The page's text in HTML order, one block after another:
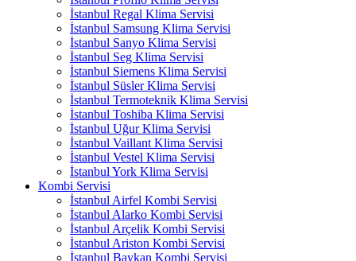
İstanbul Regal Klima Servisi
İstanbul Samsung Klima Servisi
İstanbul Sanyo Klima Servisi
İstanbul Seg Klima Servisi
İstanbul Siemens Klima Servisi
İstanbul Süsler Klima Servisi
İstanbul Termoteknik Klima Servisi
İstanbul Toshiba Klima Servisi
İstanbul Uğur Klima Servisi
İstanbul Vaillant Klima Servisi
İstanbul Vestel Klima Servisi
İstanbul York Klima Servisi
Kombi Servisi
İstanbul Airfel Kombi Servisi
İstanbul Alarko Kombi Servisi
İstanbul Arçelik Kombi Servisi
İstanbul Ariston Kombi Servisi
İstanbul Baykan Kombi Servisi